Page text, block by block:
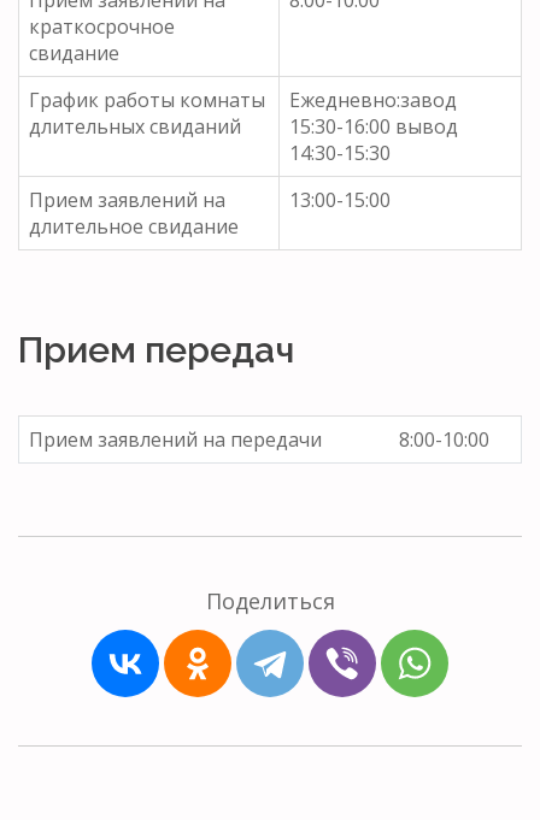
краткосрочное
свидание
График работы комнаты
длительных свиданий
Ежедневно:завод
15:30-16:00 вывод
14:30-15:30
Прием заявлений на
длительное свидание
13:00-15:00
Прием передач
Прием заявлений на передачи 8:00-10:00
Поделиться